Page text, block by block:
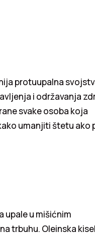
protuupalna
i održavanja
svake osoba koja
umanjiti štetu ako
upale u mišićnim
trbuhu. Oleinska